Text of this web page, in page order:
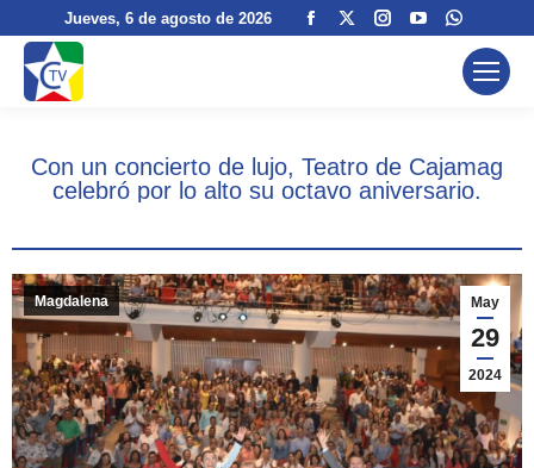
Jueves, 6 de agosto de 2026
Facebook
windowwindow
Instagram
window
YouTube
opens
window
page
opens
window
Con un concierto de lujo, Teatro de Cajamag
celebró por lo alto su octavo aniversario.
May
29
2024
Magdalena